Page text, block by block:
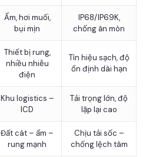
Ẩm, hơi muối,
bụi mịn
IP68/IP69K,
chống ăn mòn
Thiết bị rung,
nhiều nhiễu
điện
Tín hiệu sạch, độ
ổn định dài hạn
Khu logistics –
ICD
Tải trọng lớn, độ
lặp lại cao
Đất cát – ẩm –
rung mạnh
Chịu tải sốc –
chống lệch tâm